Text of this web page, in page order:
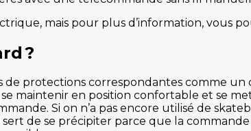
mais pour plus d’information, vous
?
protections correspondantes comme un
maintenir en position confortable et se
Si on n’a pas encore utilisé de
de se précipiter parce que la